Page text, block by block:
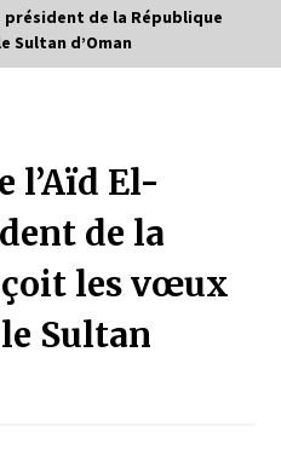
n’est plus là (17e partie)
du M’zab
président de la République
Sultan d’Oman
l’Aïd El-
de la
les vœux
Sultan